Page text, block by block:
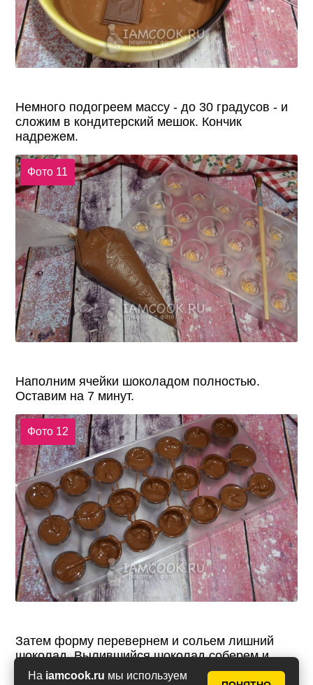
На iamcook.ru мы используем
Немного подогреем массу - до 30 градусов - и
сложим в кондитерский мешок. Кончик
надрежем.
Фото 11
Наполним ячейки шоколадом полностью.
Оставим на 7 минут.
Фото 12
Затем форму перевернем и сольем лишний
шоколад. Вылившийся шоколад соберем и
используем позже, а форму поставим в